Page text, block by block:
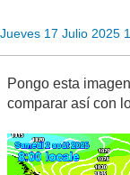
Jueves 17 Julio 2025
Pongo esta
comparar así con